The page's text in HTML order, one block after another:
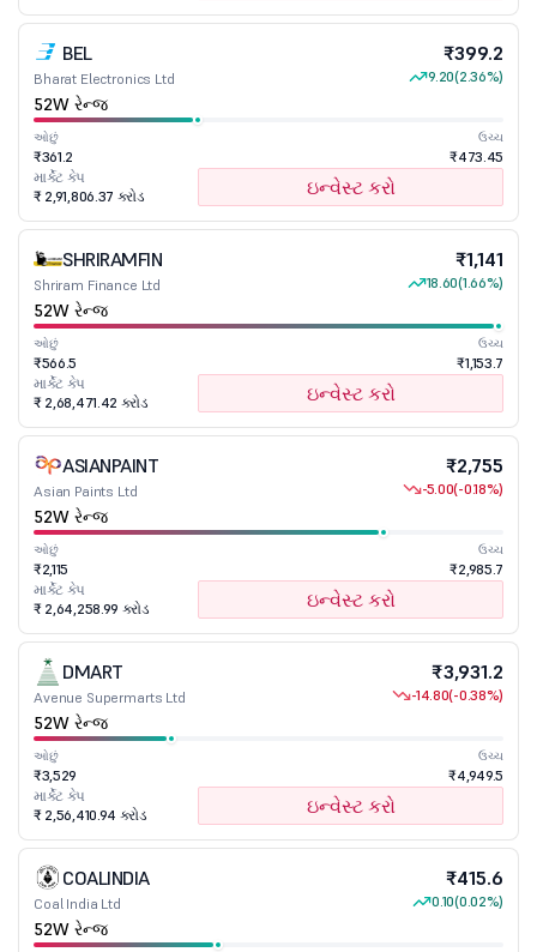
BEL
Bharat Electronics Ltd
₹399.2
9.20(2.36%)
52W રેન્જ
ઓછું
₹361.2
ઉચ્ચ
₹473.45
માર્કેટ કેપ
₹ 2,91,806.37 કરોડ
ઇન્વેસ્ટ કરો
SHRIRAMFIN
Shriram Finance Ltd
₹1,141
18.60(1.66%)
52W રેન્જ
ઓછું
₹566.5
ઉચ્ચ
₹1,153.7
માર્કેટ કેપ
₹ 2,68,471.42 કરોડ
ઇન્વેસ્ટ કરો
ASIANPAINT
Asian Paints Ltd
₹2,755
-5.00(-0.18%)
52W રેન્જ
ઓછું
₹2,115
ઉચ્ચ
₹2,985.7
માર્કેટ કેપ
₹ 2,64,258.99 કરોડ
ઇન્વેસ્ટ કરો
DMART
Avenue Supermarts Ltd
₹3,931.2
-14.80(-0.38%)
52W રેન્જ
ઓછું
₹3,529
ઉચ્ચ
₹4,949.5
માર્કેટ કેપ
₹ 2,56,410.94 કરોડ
ઇન્વેસ્ટ કરો
COALINDIA
Coal India Ltd
₹415.6
0.10(0.02%)
52W રેન્જ